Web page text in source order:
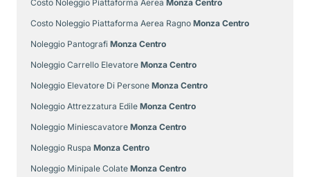
Costo Noleggio Piattaforma Aerea Monza Centro
Costo Noleggio Piattaforma Aerea Ragno Monza Centro
Noleggio Pantografi Monza Centro
Noleggio Carrello Elevatore Monza Centro
Noleggio Elevatore Di Persone Monza Centro
Noleggio Attrezzatura Edile Monza Centro
Noleggio Miniescavatore Monza Centro
Noleggio Ruspa Monza Centro
Noleggio Minipale Colate Monza Centro